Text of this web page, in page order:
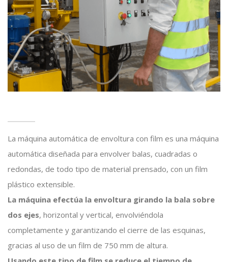
La máquina automática de envoltura con film es una máquina
automática diseñada para envolver balas, cuadradas o
redondas, de todo tipo de material prensado, con un film
plástico extensible.
La máquina efectúa la envoltura girando la bala sobre
dos ejes, horizontal y vertical, envolviéndola
completamente y garantizando el cierre de las esquinas,
gracias al uso de un film de 750 mm de altura.